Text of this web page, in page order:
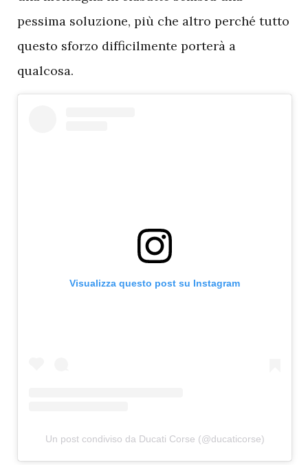
pessima soluzione, più che altro perché tutto
questo sforzo difficilmente porterà a
qualcosa.
Visualizza questo post su Instagram
Un post condiviso da Ducati Corse (@ducaticorse)